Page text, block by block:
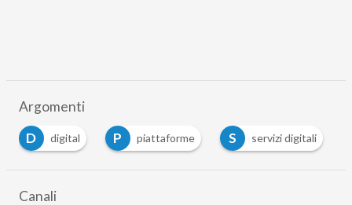
Argomenti
D
digital P piattaforme S servizi digitali
Canali